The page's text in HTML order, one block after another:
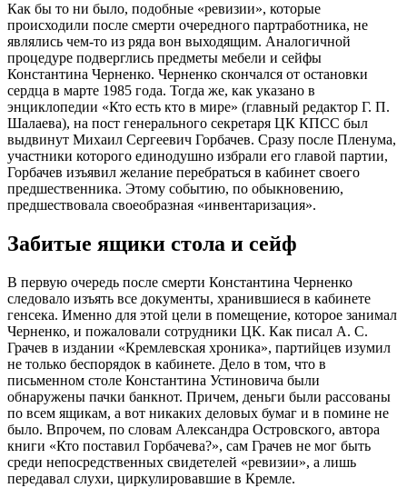
Как бы то ни было, подобные «ревизии», которые
происходили после смерти очередного партработника, не
являлись чем-то из ряда вон выходящим. Аналогичной
процедуре подверглись предметы мебели и сейфы
Константина Черненко. Черненко скончался от остановки
сердца в марте 1985 года. Тогда же, как указано в
энциклопедии «Кто есть кто в мире» (главный редактор Г. П.
Шалаева), на пост генерального секретаря ЦК КПСС был
выдвинут Михаил Сергеевич Горбачев. Сразу после Пленума,
участники которого единодушно избрали его главой партии,
Горбачев изъявил желание перебраться в кабинет своего
предшественника. Этому событию, по обыкновению,
предшествовала своеобразная «инвентаризация».
Забитые ящики стола и сейф
В первую очередь после смерти Константина Черненко
следовало изъять все документы, хранившиеся в кабинете
генсека. Именно для этой цели в помещение, которое занимал
Черненко, и пожаловали сотрудники ЦК. Как писал А. С.
Грачев в издании «Кремлевская хроника», партийцев изумил
не только беспорядок в кабинете. Дело в том, что в
письменном столе Константина Устиновича были
обнаружены пачки банкнот. Причем, деньги были рассованы
по всем ящикам, а вот никаких деловых бумаг и в помине не
было. Впрочем, по словам Александра Островского, автора
книги «Кто поставил Горбачева?», сам Грачев не мог быть
среди непосредственных свидетелей «ревизии», а лишь
передавал слухи, циркулировавшие в Кремле.